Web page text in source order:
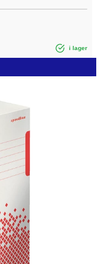
i lager